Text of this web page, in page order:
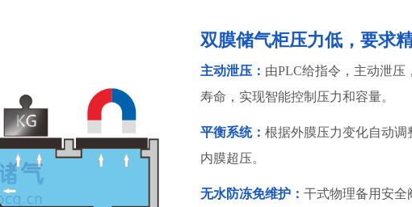
双膜储气柜压力低，要求
主动泄压： 由PLC给指令，主动泄压
寿命，实现智能控制压力和容量。
平衡系统： 根据外膜压力变化自动
内膜超压。
无水防冻免维护： 干式物理备用安全